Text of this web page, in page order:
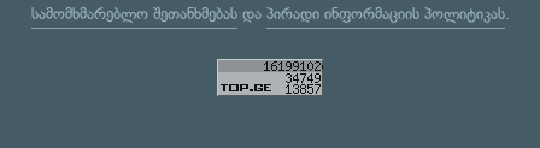
სამომხმარებლო შეთანხმებასდა პირადი ინფორმაციის პოლიტიკას.